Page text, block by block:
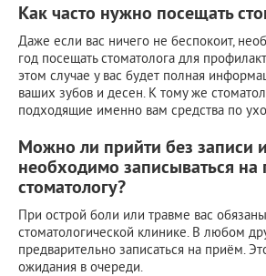
Как часто нужно посещать
Даже если вас ничего не беспокоит,
год посещать стоматолога для
этом случае у вас будет полная
ваших зубов и десен. К тому же
подходящие именно вам средства по
Можно ли прийти без записи
необходимо записываться на
стоматологу?
При острой боли или травме вас
стоматологической клинике. В любом
предварительно записаться на приём.
ожидания в очереди.